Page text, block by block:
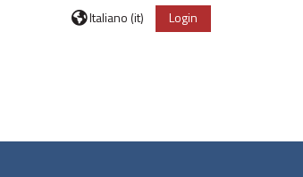
Italiano ‎(it)‎ Login